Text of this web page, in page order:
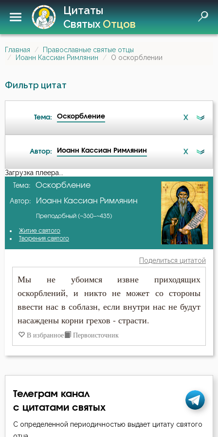
Цитаты
СвятыхОтцов
Главная
Православные святые отцы
Иоанн Кассиан Римлянин
О оскорблении
Фильтр цитат
Тема: Оскорбление X
Ангел
Ближний
Блуд
Богатство
Борьба
Воздаяние
Гнев
Гнев Божий
Гордость
Автор: Иоанн Кассиан Римлянин X
А-я
Авва Дорофей
Амвросий Оптинский (Гренков)
Антоний Великий
Антоний Оптинский (Путилов)
Варсонофий Оптинский (Плиханков)
Григорий Богослов
Григорий Нисский
Ефрем Сирин
Зосима Палестинский
Загрузка плеера...
Тема: Оскорбление
Автор: Иоанн Кассиан Римлянин
Преподобный (~360–~435)
Житие святого
Творения святого
Поделиться цитатой
Мы не убоимся извне приходящих
оскорблений, и никто не может со стороны
ввести нас в соблазн, если внутри нас не будут
насаждены корни грехов - страсти.
В избранное Первоисточник
Телеграм канал
с цитатами святых
С определенной периодичностью выдает цитату святого